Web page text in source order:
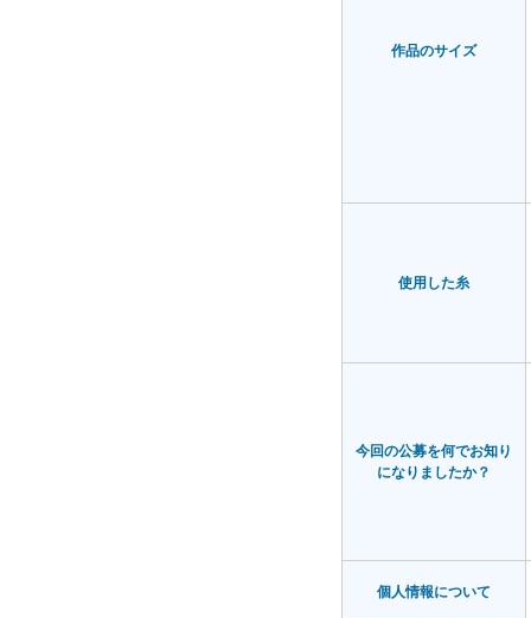
作品のサイズ
使用した糸
今回の公募を何でお知り
になりましたか？
個人情報について